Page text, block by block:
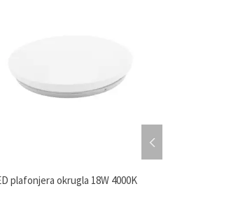
plafonjera okrugla 18W 4000K